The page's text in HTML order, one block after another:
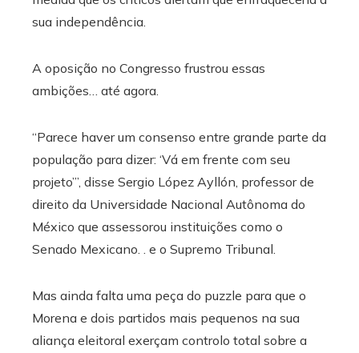
sua independência.
A oposição no Congresso frustrou essas
ambições… até agora.
“Parece haver um consenso entre grande parte da
população para dizer: ‘Vá em frente com seu
projeto’”, disse Sergio López Ayllón, professor de
direito da Universidade Nacional Autônoma do
México que assessorou instituições como o
Senado Mexicano. . e o Supremo Tribunal.
Mas ainda falta uma peça do puzzle para que o
Morena e dois partidos mais pequenos na sua
aliança eleitoral exerçam controlo total sobre a